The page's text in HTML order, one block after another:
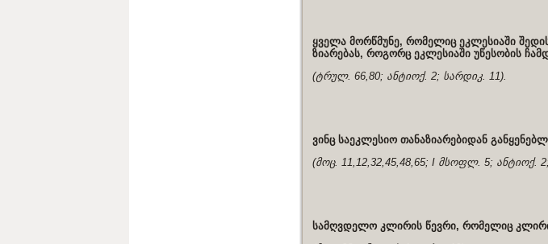
ყველა მორწმუნე, რომელიც ეკლესიაში
ზიარებას, როგორც ეკლესიაში უწესობის
(ტრულ. 66,80; ანტიოქ. 2; სარდიკ. 11).
ვინც საეკლესიო თანაზიარებიდან
(მოც. 11,12,32,45,48,65; I მსოფლ. 5; ანტიოქ.
სამღვდელო კლირის წევრი, რომელიც